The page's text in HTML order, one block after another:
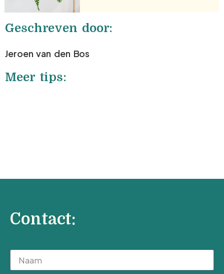
Geschreven door:
Jeroen van den Bos
Meer tips:
Contact: